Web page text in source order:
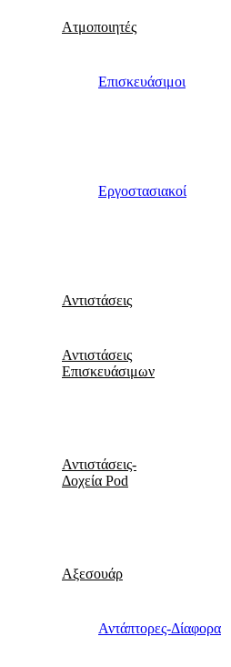
Ατμοποιητές
Επισκευάσιμοι
Εργοστασιακοί
Αντιστάσεις
Αντιστάσεις
Επισκευάσιμων
Αντιστάσεις-
Δοχεία Pod
Αξεσουάρ
Αντάπτορες-Δίαφορα